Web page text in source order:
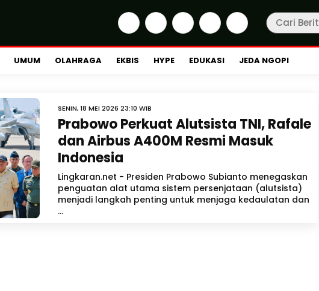
UMUM OLAHRAGA EKBIS HYPE EDUKASI JEDA NGOPI
SENIN, 18 MEI 2026 23:10 WIB
Prabowo Perkuat Alutsista TNI, Rafale
dan Airbus A400M Resmi Masuk
Indonesia
Lingkaran.net - Presiden Prabowo Subianto menegaskan
penguatan alat utama sistem persenjataan (alutsista)
menjadi langkah penting untuk menjaga kedaulatan dan
...